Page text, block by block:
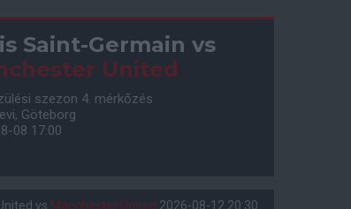
Saint-Germain vs
United
szezon 4. mérkőzés
Göteborg
08 17:00
vs Manchester United 2026-08-12 20:30